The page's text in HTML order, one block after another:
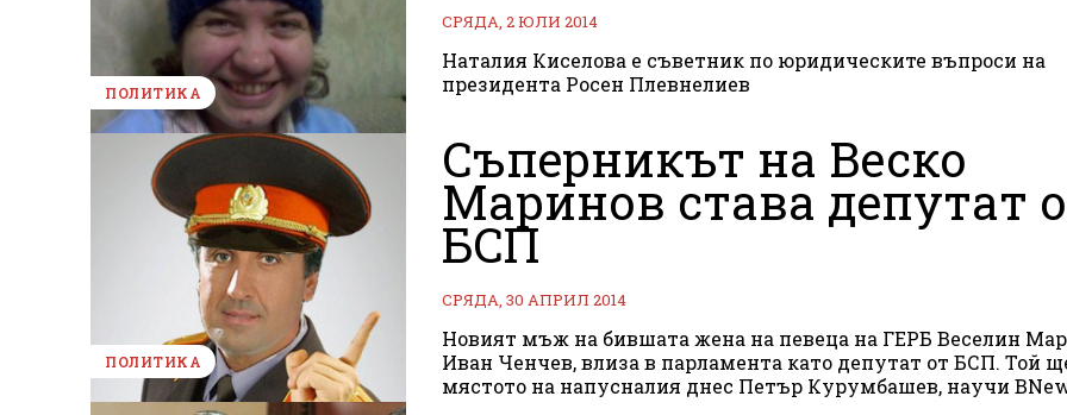
ПОЛИТИКА
СРЯДА, 2 ЮЛИ 2014
Наталия Киселова е съветник по юридическите въпроси на
президента Росен Плевнелиев
ПОЛИТИКА
Съперникът на Веско
Маринов става депутат
БСП
СРЯДА, 30 АПРИЛ 2014
Новият мъж на бившата жена на певеца на ГЕРБ Веселин
Иван Ченчев, влиза в парламента като депутат от БСП. Той
мястото на напусналия днес Петър Курумбашев, научи